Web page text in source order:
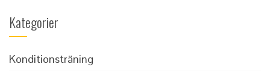
Kategorier
Konditionsträning